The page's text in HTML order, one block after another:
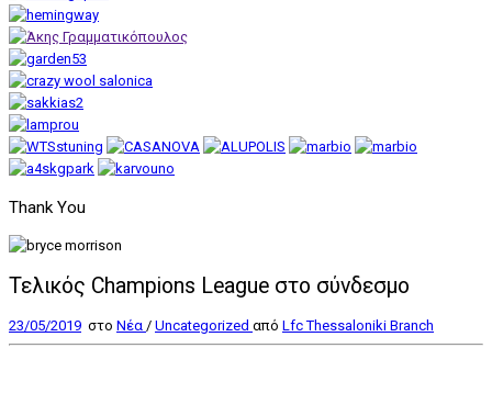
Thank You
Τελικός Champions League στο σύνδεσμο
23/05/2019 στο Nέα / Uncategorized από Lfc Thessaloniki Branch